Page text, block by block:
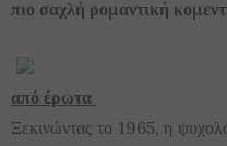
πιο σαχλή ρομαντική
από έρωτα
Ξεκινώντας το 1965, η